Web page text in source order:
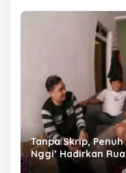
Tanpa Skrip,
Nggi’ Hadirkan
Sendiri